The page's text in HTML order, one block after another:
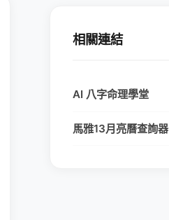
相關連結
AI 八字命理學堂
馬雅13月亮曆查詢器